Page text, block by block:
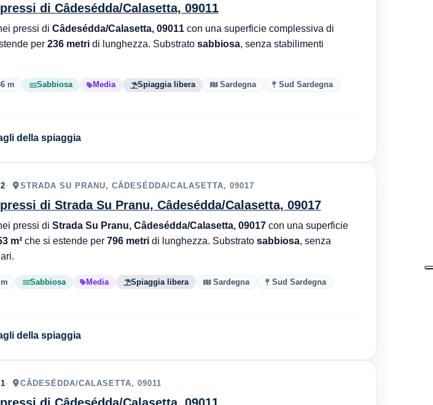
di Câdesédda/Calasetta, 09011
pressi di Câdesédda/Calasetta, 09011con una superficie complessiva di
per 236 metridi lunghezza. Substrato sabbiosa, senza stabilimenti
m Sabbiosa Media Spiaggia libera Sardegna
Sud Sardegna
della spiaggia
STRADA SU PRANU, CÂDESÉDDA/CALASETTA, 09017
di Strada Su Pranu, Câdesédda/Calasetta, 09017
pressi di Strada Su Pranu, Câdesédda/Calasetta, 09017con una superficie
m²che si estende per 796 metridi lunghezza. Substrato sabbiosa, senza
Sabbiosa Media Spiaggia libera Sardegna
Sud Sardegna
della spiaggia
CÂDESÉDDA/CALASETTA, 09011